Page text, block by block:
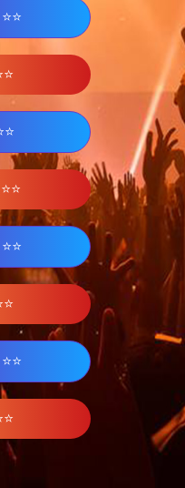
⭐⭐
⭐⭐
⭐⭐
⭐⭐